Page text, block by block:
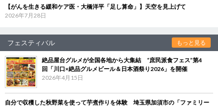
【がんを生きる緩和ケア医・大橋洋平「足し算命」】天空を見上げて
2026年7月28日
フェスティバル もっと見る
絶品屋台グルメが全国各地から大集結 “庶民派食フェス”第4
回「川口×絶品グルメビール＆日本酒祭り2026」を開催
2026年4月15日
自分で収穫した秋野菜を使って芋煮作りを体験 埼玉県加須市の「ファミリー